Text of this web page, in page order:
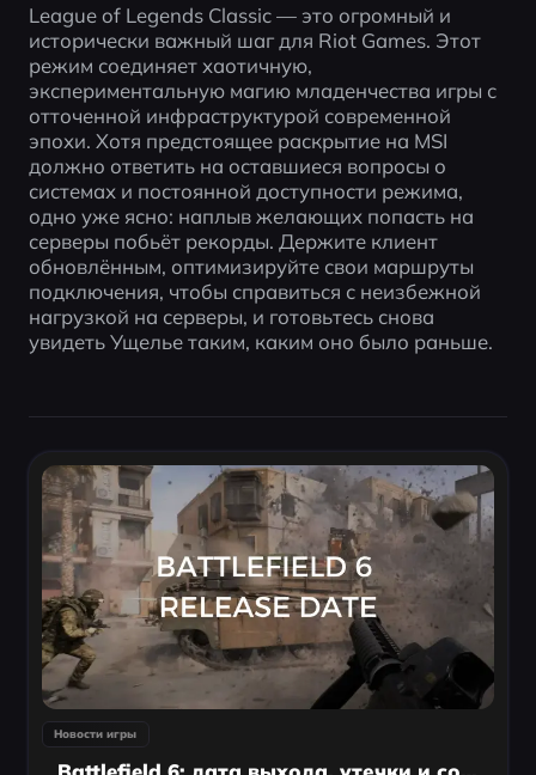
League of Legends Classic — это огромный и
исторически важный шаг для Riot Games. Этот
режим соединяет хаотичную,
экспериментальную магию младенчества игры с
отточенной инфраструктурой современной
эпохи. Хотя предстоящее раскрытие на MSI
должно ответить на оставшиеся вопросы о
системах и постоянной доступности режима,
одно уже ясно: наплыв желающих попасть на
серверы побьёт рекорды. Держите клиент
обновлённым, оптимизируйте свои маршруты
подключения, чтобы справиться с неизбежной
нагрузкой на серверы, и готовьтесь снова
увидеть Ущелье таким, каким оно было раньше.
Новости игры